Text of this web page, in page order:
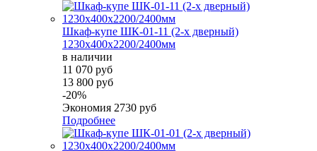
Шкаф-купе ШК-01-11 (2-х дверный)
1230х400х2200/2400мм
в наличии
11 070 руб
13 800 руб
-20%
Экономия 2730 руб
Подробнее